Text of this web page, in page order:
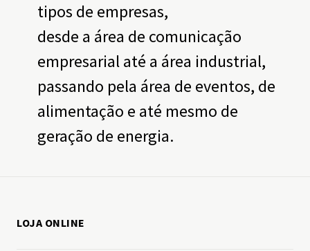
tipos de empresas,
desde a área de comunicação
empresarial até a área industrial,
passando pela área de eventos, de
alimentação e até mesmo de
geração de energia.
LOJA ONLINE